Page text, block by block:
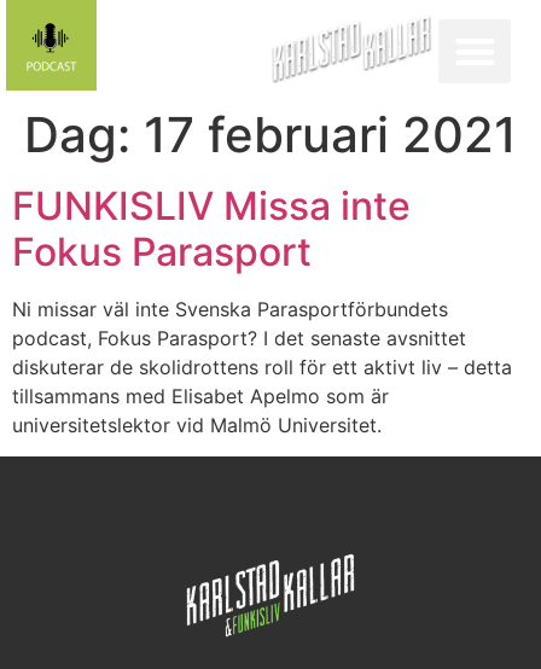
Dag: 17 februari 2021
FUNKISLIV Missa inte
Fokus Parasport
Ni missar väl inte Svenska Parasportförbundets
podcast, Fokus Parasport? I det senaste avsnittet
diskuterar de skolidrottens roll för ett aktivt liv – detta
tillsammans med Elisabet Apelmo som är
universitetslektor vid Malmö Universitet.